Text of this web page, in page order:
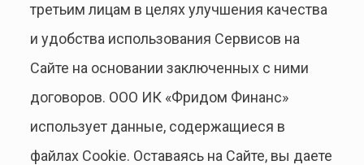
третьим лицам в целях улучшения качества
и удобства использования Сервисов на
Сайте на основании заключенных с ними
договоров. ООО ИК «Фридом Финанс»
использует данные, содержащиеся в
файлах Cookie. Оставаясь на Сайте, вы даете